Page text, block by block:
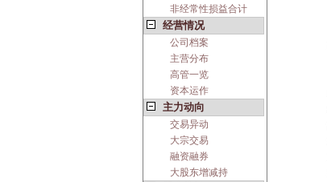
非经常性损益合计
经营情况
公司档案
主营分布
高管一览
资本运作
主力动向
交易异动
大宗交易
融资融券
大股东增减持